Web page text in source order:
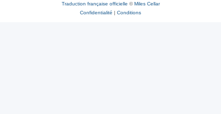
Traduction française officielle ©Miles Cellar
Confidentialité | Conditions